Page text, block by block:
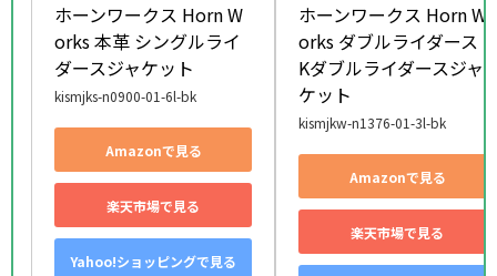
ホーンワークス Horn W
orks 本革 シングルライ
ダースジャケット
kismjks-n0900-01-6l-bk
Amazonで見る
楽天市場で見る
Yahoo!ショッピングで見る
ホーンワークス Horn W
orks ダブルライダース U
Kダブルライダースジャ
ケット
kismjkw-n1376-01-3l-bk
Amazonで見る
楽天市場で見る